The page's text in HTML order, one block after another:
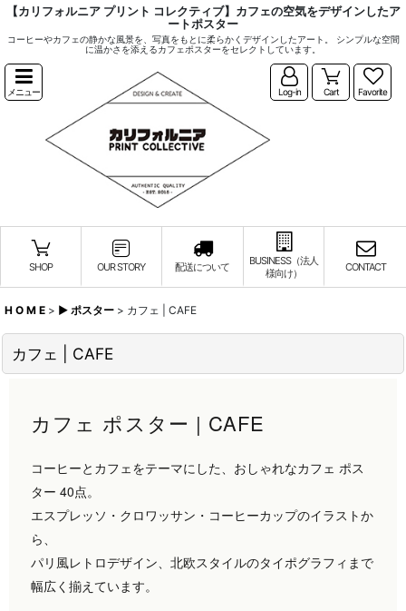
【カリフォルニア プリント コレクティブ】カフェの空気をデザインしたア
ートポスター
コーヒーやカフェの静かな風景を、写真をもとに柔らかくデザインしたアート。 シンプルな空間
に温かさを添えるカフェポスターをセレクトしています。
メニュー Log-in Cart Favorite
SHOP OUR STORY 配送について
BUSINESS（法人
様向け）
CONTACT
H O M E > ▶︎ ポスター > カフェ | CAFE
カフェ | CAFE
カフェ ポスター | CAFE
コーヒーとカフェをテーマにした、おしゃれなカフェ ポス
ター 40点。
エスプレッソ・クロワッサン・コーヒーカップのイラストか
ら、
パリ風レトロデザイン、北欧スタイルのタイポグラフィまで
幅広く揃えています。